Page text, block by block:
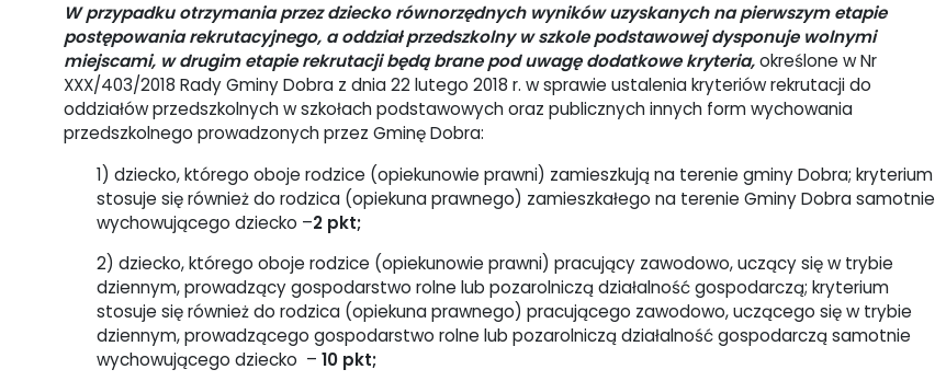
W przypadku otrzymania przez dziecko równorzędnych wyników uzyskanych na pierwszym etapie
postępowania rekrutacyjnego, a oddział przedszkolny w szkole podstawowej dysponuje wolnymi
miejscami, w drugim etapie rekrutacji będą brane pod uwagę dodatkowe kryteria,określone w Nr
XXX/403/2018 Rady Gminy Dobra z dnia 22 lutego 2018 r. w sprawie ustalenia kryteriów rekrutacji do
oddziałów przedszkolnych w szkołach podstawowych oraz publicznych innych form wychowania
przedszkolnego prowadzonych przez Gminę Dobra:
1) dziecko, którego oboje rodzice (opiekunowie prawni) zamieszkują na terenie gminy Dobra; kryterium
stosuje się również do rodzica (opiekuna prawnego) zamieszkałego na terenie Gminy Dobra samotnie
wychowującego dziecko –2 pkt;
2) dziecko, którego oboje rodzice (opiekunowie prawni) pracujący zawodowo, uczący się w trybie
dziennym, prowadzący gospodarstwo rolne lub pozarolniczą działalność gospodarczą; kryterium
stosuje się również do rodzica (opiekuna prawnego) pracującego zawodowo, uczącego się w trybie
dziennym, prowadzącego gospodarstwo rolne lub pozarolniczą działalność gospodarczą samotnie
wychowującego dziecko –10 pkt;